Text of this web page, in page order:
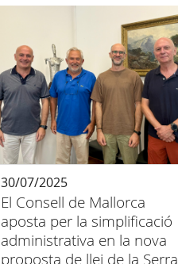
El Consell de Mallorca
aposta per la simplificació
administrativa en la nova
proposta de llei de la Serra
30/07/2025